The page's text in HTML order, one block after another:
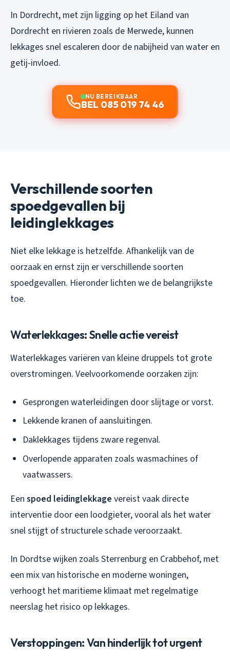
In Dordrecht, met zijn ligging op het Eiland van
Dordrecht en rivieren zoals de Merwede, kunnen
lekkages snel escaleren door de nabijheid van water en
getij-invloed.
NU BEREIKBAAR
BEL 085 019 74 46
Verschillende soorten
spoedgevallen bij
leidinglekkages
Niet elke lekkage is hetzelfde. Afhankelijk van de
oorzaak en ernst zijn er verschillende soorten
spoedgevallen. Hieronder lichten we de belangrijkste
toe.
Waterlekkages: Snelle actie vereist
Waterlekkages variëren van kleine druppels tot grote
overstromingen. Veelvoorkomende oorzaken zijn:
Gesprongen waterleidingen door slijtage or vorst.
Lekkende kranen of aansluitingen.
Daklekkages tijdens zware regenval.
Overlopende apparaten zoals wasmachines of
vaatwassers.
Een spoed leidinglekkage vereist vaak directe
interventie door een loodgieter, vooral als het water
snel stijgt of structurele schade veroorzaakt.
In Dordtse wijken zoals Sterrenburg en Crabbehof, met
een mix van historische en moderne woningen,
verhoogt het maritieme klimaat met regelmatige
neerslag het risico op lekkages.
Verstoppingen: Van hinderlijk tot urgent